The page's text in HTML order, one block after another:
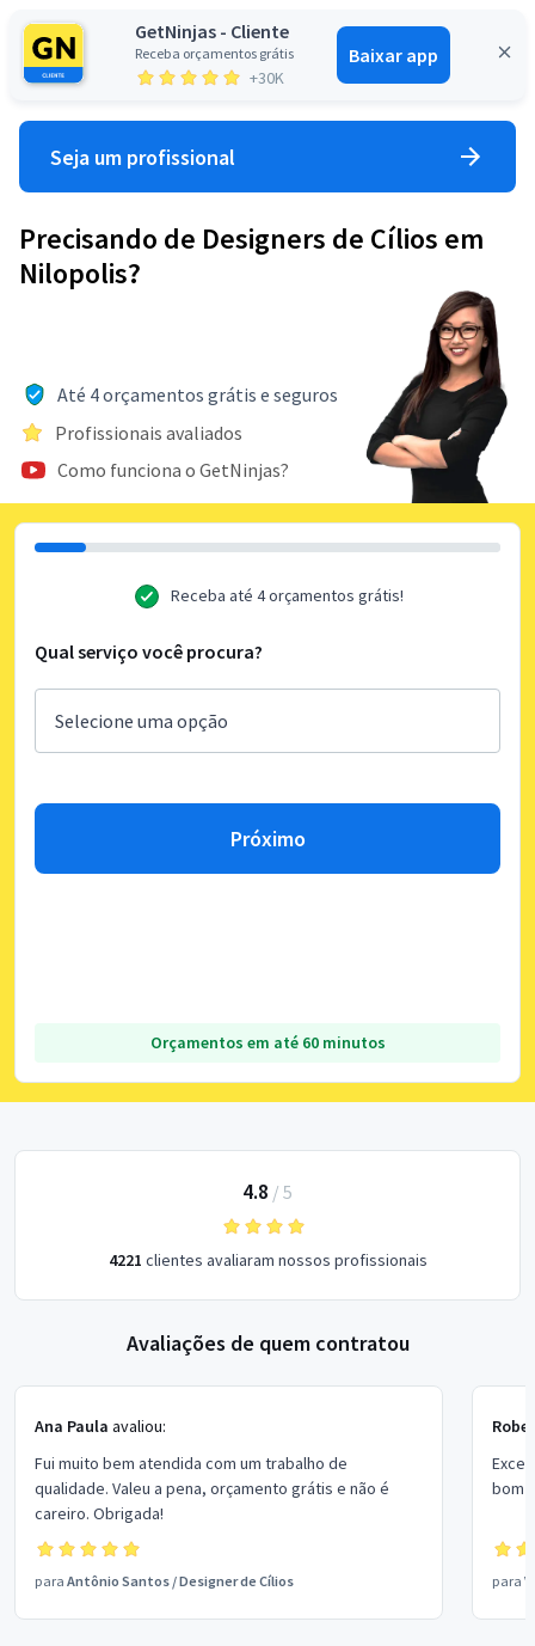
GetNinjas - Cliente
Receba orçamentos grátis
+30K
Baixar app
Entrar
Seja um profissional
Precisando de Designers de Cílios em
Nilopolis?
Até 4 orçamentos grátis e seguros
Profissionais avaliados
Como funciona o GetNinjas?
Receba até 4 orçamentos grátis!
Qual serviço você procura?
Próximo
Orçamentos em até 60 minutos
4.8 / 5
4221 clientes avaliaram nossos profissionais
Avaliações de quem contratou
Ana Paula avaliou:
Fui muito bem atendida com um trabalho de
qualidade. Valeu a pena, orçamento grátis e não é
careiro. Obrigada!
para Antônio Santos /Designer de Cílios
bom
para